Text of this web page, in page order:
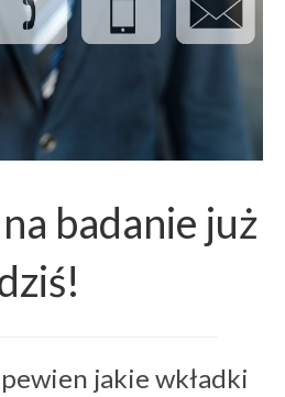
badanie już
jakie wkładki